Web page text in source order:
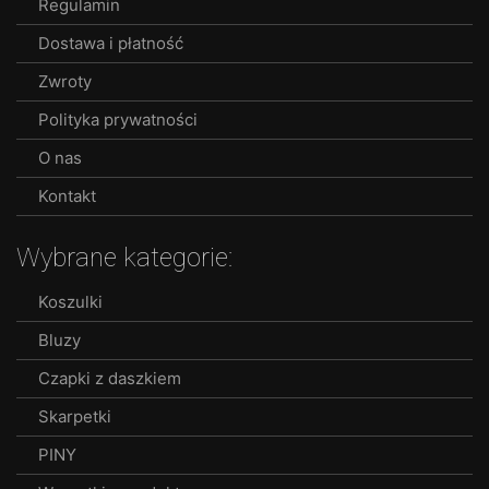
chosen
product
Regulamin
Dostawa i płatność
Zwroty
Polityka prywatności
O nas
Kontakt
Wybrane kategorie:
Koszulki
Bluzy
Czapki z daszkiem
Skarpetki
PINY